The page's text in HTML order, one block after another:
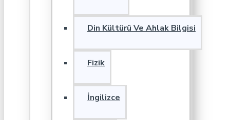
Din Kültürü Ve Ahlak Bilgisi
Fizik
İngilizce